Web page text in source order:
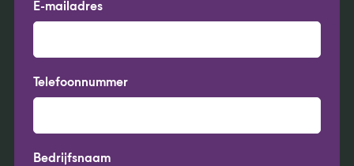
E-mailadres
Telefoonnummer
Bedrijfsnaam